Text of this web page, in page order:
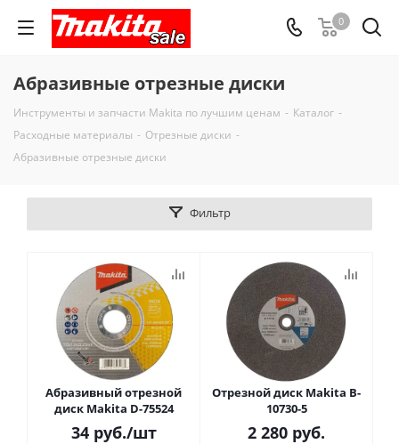
0
Абразивные отрезные диски
Инструменты и запчасти Makita по лучшим ценам - Каталог -
Расходные материалы - Отрезные диски -
Абразивные отрезные диски
Фильтр
Абразивный отрезной
диск Makita D-75524
34руб./шт
Отрезной диск Makita B-
10730-5
2 280 руб.